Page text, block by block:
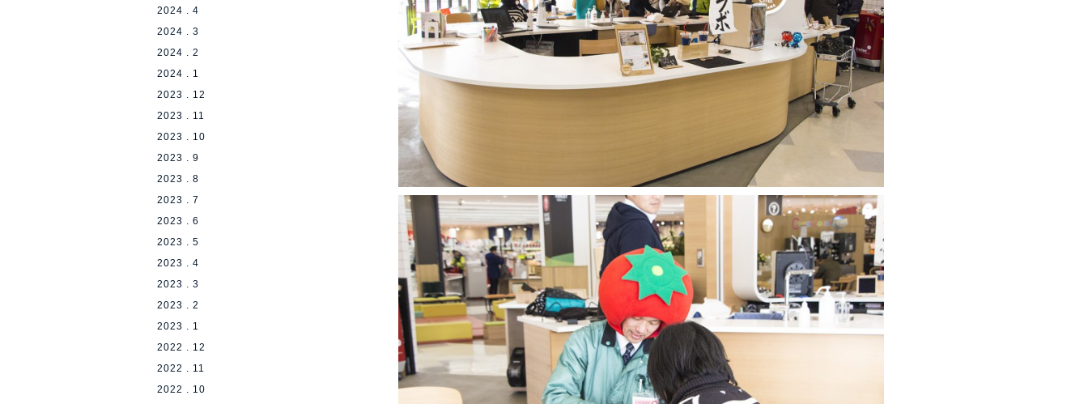
2024 . 4
2024 . 3
2024 . 2
2024 . 1
2023 . 12
2023 . 11
2023 . 10
2023 . 9
2023 . 8
2023 . 7
2023 . 6
2023 . 5
2023 . 4
2023 . 3
2023 . 2
2023 . 1
2022 . 12
2022 . 11
2022 . 10